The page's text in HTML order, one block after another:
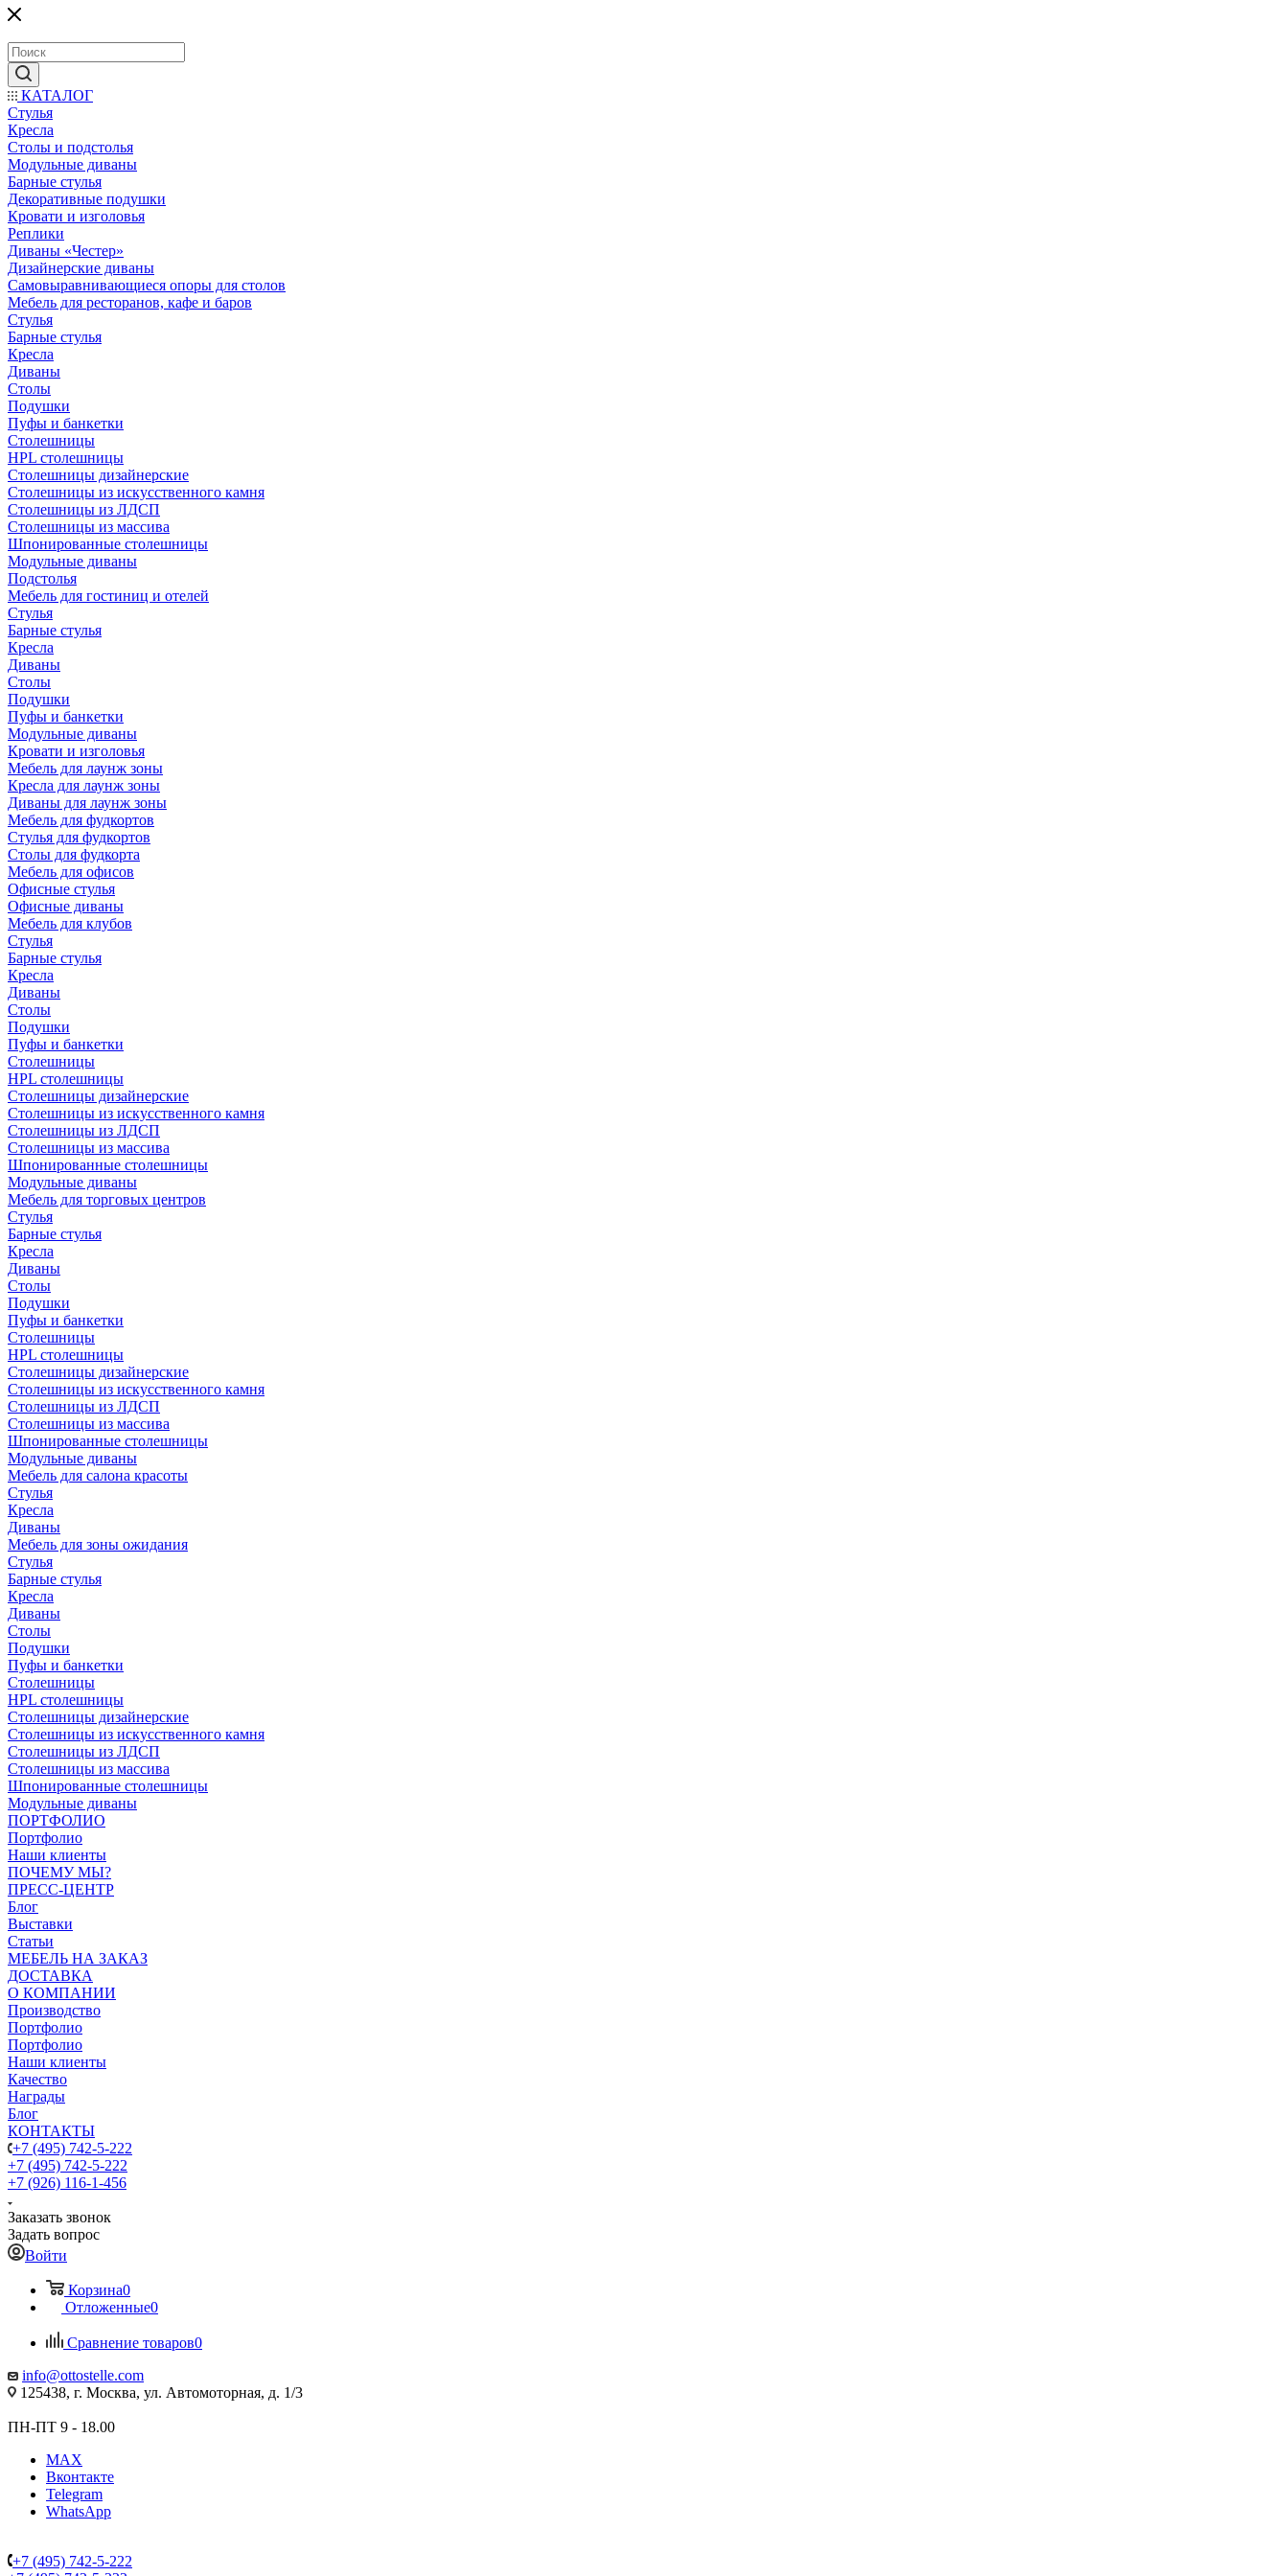
КАТАЛОГ
Стулья
Кресла
Столы и подстолья
Модульные диваны
Барные стулья
Декоративные подушки
Кровати и изголовья
Реплики
Диваны «Честер»
Дизайнерские диваны
Самовыравнивающиеся опоры для столов
Мебель для ресторанов, кафе и баров
Стулья
Барные стулья
Кресла
Диваны
Столы
Подушки
Пуфы и банкетки
Столешницы
HPL столешницы
Столешницы дизайнерские
Столешницы из искусственного камня
Столешницы из ЛДСП
Столешницы из массива
Шпонированные столешницы
Модульные диваны
Подстолья
Мебель для гостиниц и отелей
Стулья
Барные стулья
Кресла
Диваны
Столы
Подушки
Пуфы и банкетки
Модульные диваны
Кровати и изголовья
Мебель для лаунж зоны
Кресла для лаунж зоны
Диваны для лаунж зоны
Мебель для фудкортов
Стулья для фудкортов
Столы для фудкорта
Мебель для офисов
Офисные стулья
Офисные диваны
Мебель для клубов
Стулья
Барные стулья
Кресла
Диваны
Столы
Подушки
Пуфы и банкетки
Столешницы
HPL столешницы
Столешницы дизайнерские
Столешницы из искусственного камня
Столешницы из ЛДСП
Столешницы из массива
Шпонированные столешницы
Модульные диваны
Мебель для торговых центров
Стулья
Барные стулья
Кресла
Диваны
Столы
Подушки
Пуфы и банкетки
Столешницы
HPL столешницы
Столешницы дизайнерские
Столешницы из искусственного камня
Столешницы из ЛДСП
Столешницы из массива
Шпонированные столешницы
Модульные диваны
Мебель для салона красоты
Стулья
Кресла
Диваны
Мебель для зоны ожидания
Стулья
Барные стулья
Кресла
Диваны
Столы
Подушки
Пуфы и банкетки
Столешницы
HPL столешницы
Столешницы дизайнерские
Столешницы из искусственного камня
Столешницы из ЛДСП
Столешницы из массива
Шпонированные столешницы
Модульные диваны
ПОРТФОЛИО
Портфолио
Наши клиенты
ПОЧЕМУ МЫ?
ПРЕСС-ЦЕНТР
Блог
Выставки
Статьи
МЕБЕЛЬ НА ЗАКАЗ
ДОСТАВКА
О КОМПАНИИ
Производство
Портфолио
Портфолио
Наши клиенты
Качество
Награды
Блог
КОНТАКТЫ
+7 (495) 742-5-222
+7 (495) 742-5-222
+7 (926) 116-1-456
Заказать звонок
Задать вопрос
Войти
Корзина0
Отложенные0
Сравнение товаров0
info@ottostelle.com
125438, г. Москва, ул. Автомоторная, д. 1/3
ПН-ПТ 9 - 18.00
MAX
Вконтакте
Telegram
WhatsApp
+7 (495) 742-5-222